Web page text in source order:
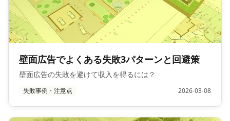
壁面広告でよくある失敗3パターンと回避策
壁面広告の失敗を避けて収入を得るには？
失敗事例・注意点 2026-03-08